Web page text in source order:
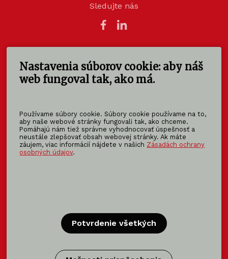
Nastavenia súborov cookie: aby náš
web fungoval tak, ako má.
Používame súbory cookie. Súbory cookie používame na to,
aby naše webové stránky fungovali tak, ako chceme.
Pomáhajú nám tiež správne vyhodnocovať úspešnosť a
neustále zlepšovať obsah webovej stránky. Ak máte
záujem, viac informácií nájdete v našich Zásadách ochrany
osobných údajov.
Potvrdenie všetkých
Sledujte nás
KOMA SLOVAKIA s.r.o.
Štúrova 140
949 01 Nitra - Mlynárce
info@koma-slovakia.sk
+ 421 37 6518 325
Patríme do rodiny KOMA FAMILY